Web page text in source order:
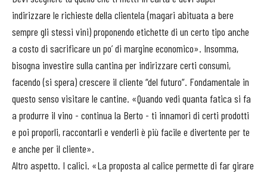
indirizzare le richieste della clientela (magari abituata a bere
sempre gli stessi vini) proponendo etichette di un certo tipo anche
a costo di sacrificare un po’ di margine economico». Insomma,
bisogna investire sulla cantina per indirizzare certi consumi,
facendo (si spera) crescere il cliente “del futuro”. Fondamentale in
questo senso visitare le cantine. «Quando vedi quanta fatica si fa
a produrre il vino - continua la Berto - ti innamori di certi prodotti
e poi proporli, raccontarli e venderli è più facile e divertente per te
e anche per il cliente».
Altro aspetto. I calici. «La proposta al calice permette di far girare